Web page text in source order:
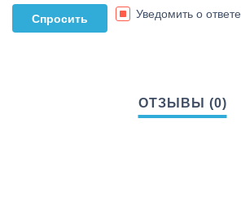
Уведомить о ответе.